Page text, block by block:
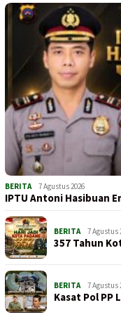
BERITA 7 Agustus 2026
IPTU Antoni Hasibuan
BERITA 7 Agustus
357 Tahun
BERITA 7 Agustus
Kasat Pol PP